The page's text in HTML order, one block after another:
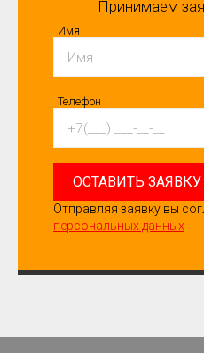
Принимаем
Имя
Телефон
ОСТАВИТЬ ЗАЯВКУ
Отправляя заявку вы
персональных данных